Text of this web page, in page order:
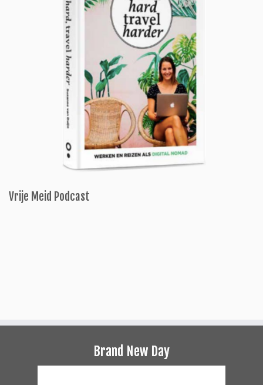
Vrije Meid Podcast
Brand New Day